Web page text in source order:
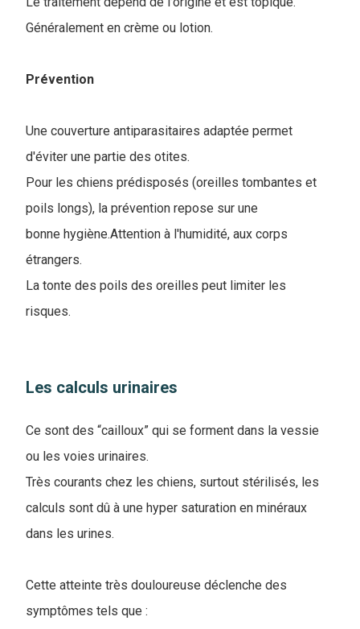
Généralement en crème ou lotion.
Prévention
Une couverture antiparasitaires adaptée permet
d'éviter une partie des otites.
Pour les chiens prédisposés (oreilles tombantes et
poils longs), la prévention repose sur une
bonne hygiène.Attention à l'humidité, aux corps
étrangers.
La tonte des poils des oreilles peut limiter les
risques.
Les calculs urinaires
Ce sont des “cailloux” qui se forment dans la vessie
ou les voies urinaires.
Très courants chez les chiens, surtout stérilisés, les
calculs sont dû à une hyper saturation en minéraux
dans les urines.
Cette atteinte très douloureuse déclenche des
symptômes tels que :